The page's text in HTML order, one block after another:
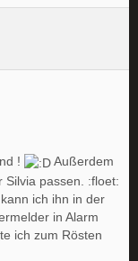
!
Außerdem
Silvia passen. :floet:
ich ihn in der
in Alarm
ich zum Rösten